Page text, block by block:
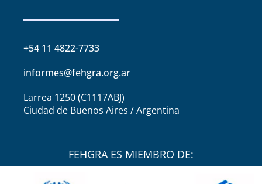
+54 11 4822-7733
informes@fehgra.org.ar
Larrea 1250 (C1117ABJ)
Ciudad de Buenos Aires / Argentina
FEHGRA ES MIEMBRO DE: